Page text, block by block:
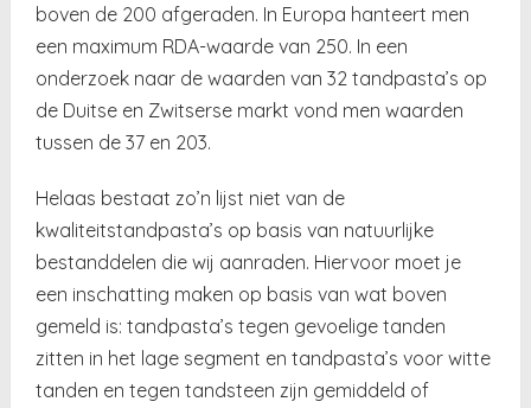
boven de 200 afgeraden. In Europa hanteert men
een maximum RDA-waarde van 250. In een
onderzoek naar de waarden van 32 tandpasta’s op
de Duitse en Zwitserse markt vond men waarden
tussen de 37 en 203.
Helaas bestaat zo’n lijst niet van de
kwaliteitstandpasta’s op basis van natuurlijke
bestanddelen die wij aanraden. Hiervoor moet je
een inschatting maken op basis van wat boven
gemeld is: tandpasta’s tegen gevoelige tanden
zitten in het lage segment en tandpasta’s voor witte
tanden en tegen tandsteen zijn gemiddeld of